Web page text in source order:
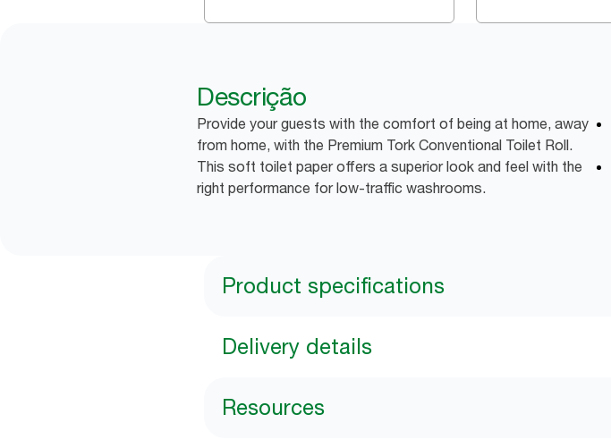
Descrição
Provide your guests with the comfort of being at home, away
from home, with the Premium Tork Conventional Toilet Roll.
This soft toilet paper offers a superior look and feel with the
right performance for low-traffic washrooms.
Product specifications
Delivery details
Resources